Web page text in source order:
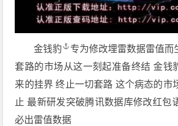
金钱豹
专为修改埋雷数据雷值而
套路的市场从这一刻起准备终结金钱
来的挂界 终止一切套路 这个病态的市
止 最新研发突破腾讯数据库修改红包
必出雷值数据